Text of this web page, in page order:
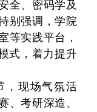
全、密码学及
别强调，学院
等实践平台，
式，着力提升
，现场气氛活
、考研深造、